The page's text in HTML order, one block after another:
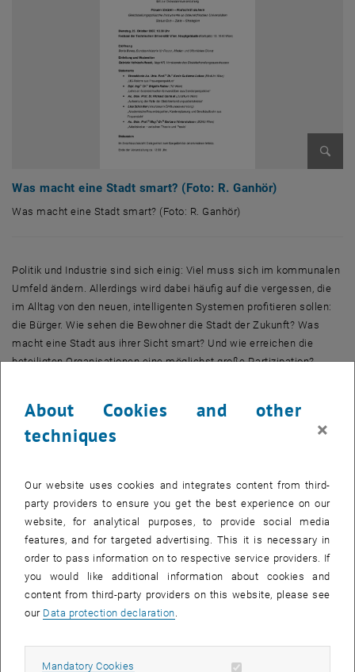
Was macht eine Stadt smart? (Foto: R. Ganhör)
Was macht eine Stadt smart? (Foto: R. Ganhör)
Politik und Industrie sind sich einig: Viel muss sich im kommunalen
Umfeld ändern. Allerdings wird dabei häufig auf die vergessen, die
im Alltag von den neuen, intelligenten Systemen profitieren sollen:
die Bürger. Wie sehen die Bewohner die Stadt der Zukunft? Was
macht eine Stadt aus ihrer Sicht smart? Und wie erreichen die
beteiligten Organisationen eine möglichst große Partizipation?
APA-E-Business-Community in Wien, u.a. Michael Schramm (IBM),
Christian Adelsberger (evolaris), Roman Ganhör (TU Wien), Christian
Smart Citizen: Wieso ohne den Bürger in der Stadt von morgen
Veranstaltung der APA E-Business Community mit TU-Teilnahme
Do, 27. November 2014
19:30 –21:00 Uhr
Haus der Musik, Vortragssaal
1010 Wien, Seilerstätte 30, Dachgeschoß
Roman Ganhör arbeitet am Institut für Gestaltungs- und
Schnittstelle zwischen Mensch und Maschine. In der
Podiumsdiskussion vertritt er die Sichtweise und Standpunkte der
About Cookies and other
techniques
×
Our website uses cookies and integrates content from third-
party providers to ensure you get the best experience on our
website, for analytical purposes, to provide social media
features, and for targeted advertising. This it is necessary in
order to pass information on to respective service providers. If
you would like additional information about cookies and
content from third-party providers on this website, please see
our Data protection declaration.
Mandatory Cookies Allow mandatory cookies